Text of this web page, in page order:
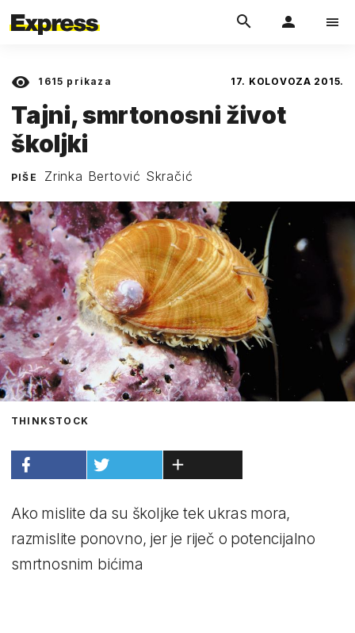
1615 prikaza 17. KOLOVOZA 2015.
Tajni, smrtonosni život
školjki
PIŠE Zrinka Bertović Skračić
THINKSTOCK
Ako mislite da su školjke tek ukras mora,
razmislite ponovno, jer je riječ o potencijalno
smrtnosnim bićima